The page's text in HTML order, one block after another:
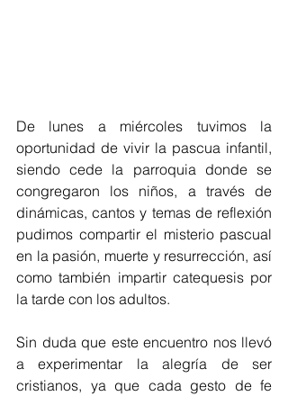
De lunes a miércoles tuvimos la
oportunidad de vivir la pascua infantil,
siendo cede la parroquia donde se
congregaron los niños, a través de
dinámicas, cantos y temas de reflexión
pudimos compartir el misterio pascual
en la pasión, muerte y resurrección, así
como también impartir catequesis por
la tarde con los adultos.
Sin duda que este encuentro nos llevó
a experimentar la alegría de ser
cristianos, ya que cada gesto de fe